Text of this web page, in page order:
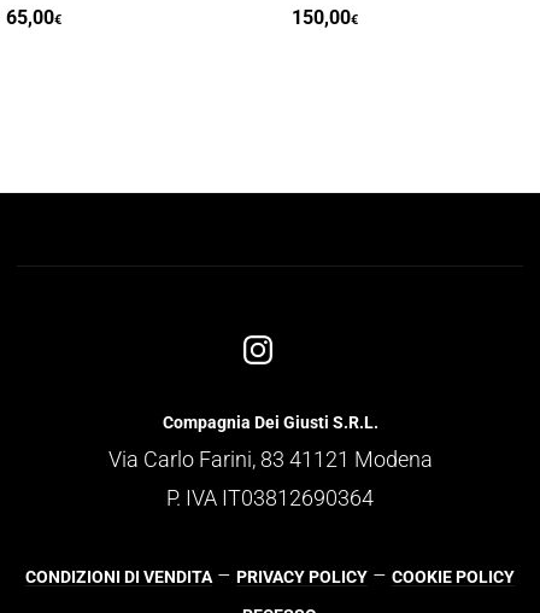
€
150,00€
Compagnia Dei Giusti S.R.L.
Via Carlo Farini, 83 41121 Modena
P. IVA IT03812690364
CONDIZIONI DI VENDITA – PRIVACY POLICY – COOKIE POLICY